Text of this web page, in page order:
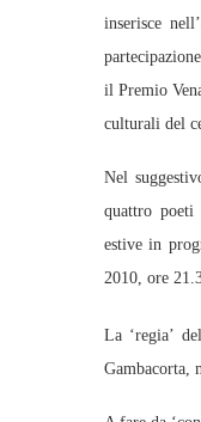
inserisce
il Premio
culturali del
Nel
quattro poeti
estive in
2010, ore
La ‘regia’
Gambacorta,